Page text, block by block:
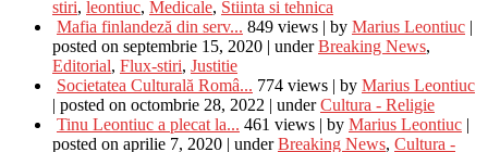
stiri, leontiuc, Medicale, Stiinta si tehnica
Mafia finlandeză din serv... 849 views | by Marius Leontiuc |
posted on septembrie 15, 2020 | underBreaking News,
Editorial, Flux-stiri, Justitie
Societatea Culturală Româ... 774 views | by Marius Leontiuc
| posted on octombrie 28, 2022 | underCultura - Religie
Tinu Leontiuc a plecat la... 461 views | by Marius Leontiuc |
posted on aprilie 7, 2020 | underBreaking News, Cultura -